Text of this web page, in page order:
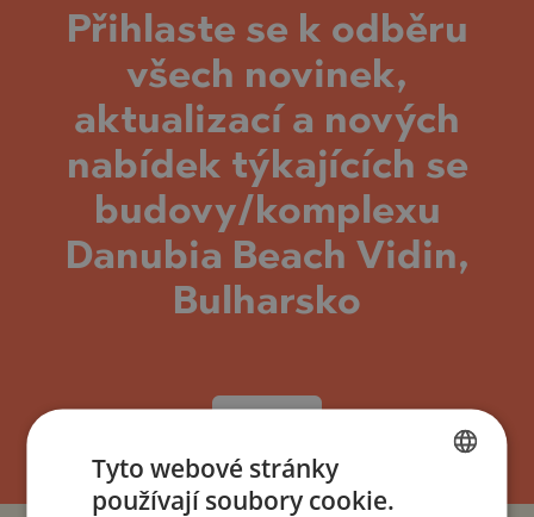
Přihlaste se k odběru
všech novinek,
aktualizací a nových
nabídek týkajících se
budovy/komplexu
Danubia Beach Vidin,
Bulharsko
BULGARIAN
Tyto webové stránky
používají soubory cookie.